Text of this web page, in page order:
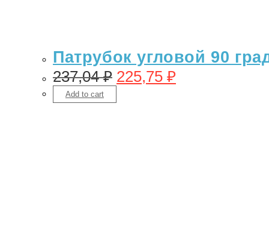
Патрубок угловой 90
237,04₽ 225,75 ₽
Add to cart